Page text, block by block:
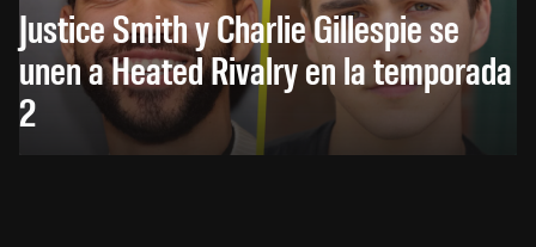
Justice Smith y Charlie Gillespie se
unen a Heated Rivalry en la temporada
2